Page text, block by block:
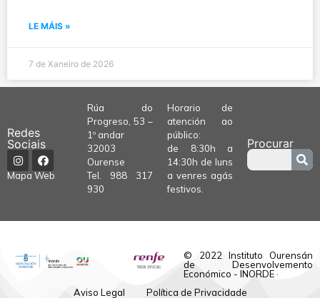
LE MÁIS »
7 de Xaneiro de 2026
Redes
Sociais
Mapa Web
Rúa do
Progreso, 53 –
1º andar
32003
Ourense
Tel. 988 317
930
Horario de
atención ao
público:
de 8:30h a
14:30h de luns
a venres agás
festivos.
Procurar
© 2022 Instituto Ourensán
de Desenvolvemento
Económico - INORDE ·
Aviso Legal
Política de Privacidade